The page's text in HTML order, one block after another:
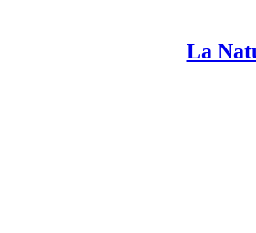
La